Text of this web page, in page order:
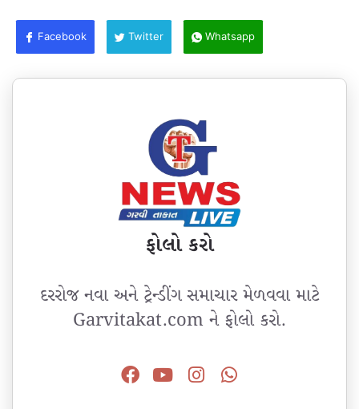
Facebook Twitter Whatsapp
ફોલો કરો
દરરોજ નવા અને ટ્રેન્ડીંગ સમાચાર મેળવવા માટે
Garvitakat.com ને ફોલો કરો.